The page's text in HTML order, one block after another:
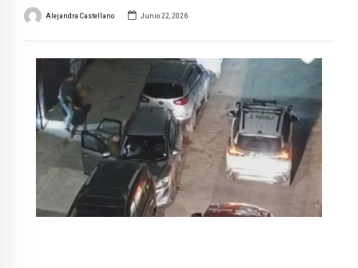
Alejandra Castellano Junio 22, 2026